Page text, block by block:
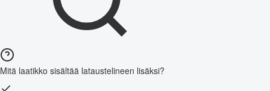
Mitä laatikko sisältää lataustelineen lisäksi?